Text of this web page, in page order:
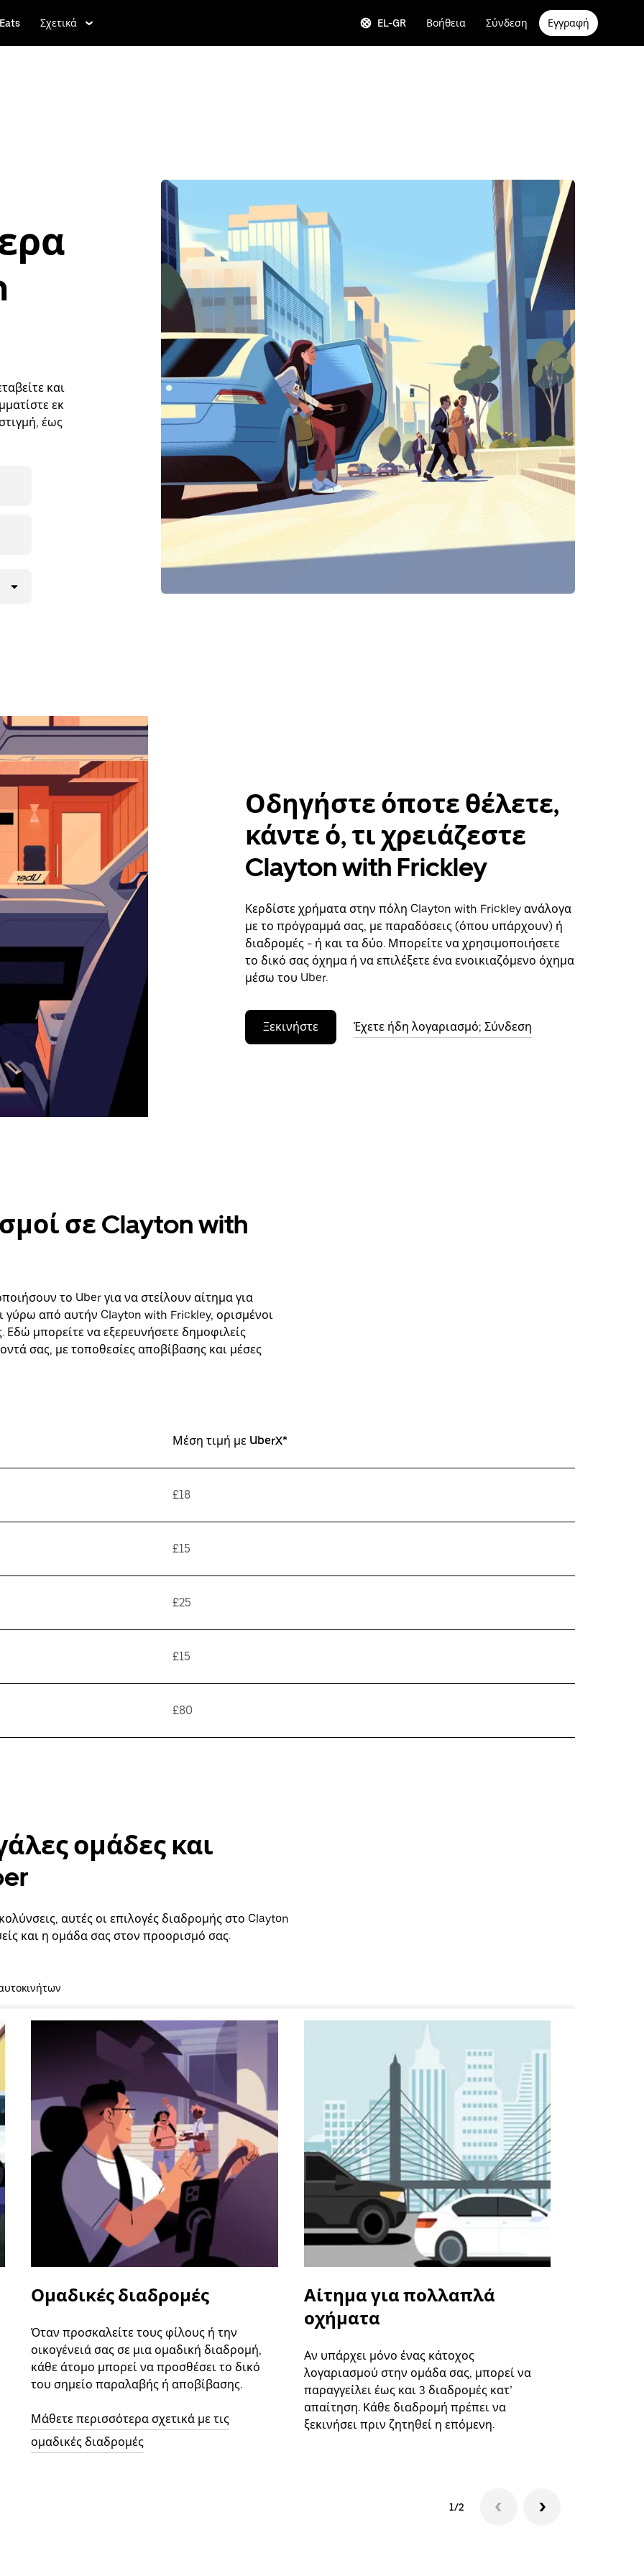
Σχετικά EL-GR Βοήθεια Σύνδεση Εγγραφή
και
εκ
έως
Οδηγήστε όποτε θέλετε,
κάντε ό, τι χρειάζεστε
Clayton with Frickley
Κερδίστε χρήματα στην πόλη Clayton with Frickley ανάλογα
με το πρόγραμμά σας, με παραδόσεις (όπου υπάρχουν) ή
διαδρομές - ή και τα δύο. Μπορείτε να χρησιμοποιήσετε
το δικό σας όχημα ή να επιλέξετε ένα ενοικιαζόμενο όχημα
μέσω του Uber.
Ξεκινήστε Έχετε ήδη λογαριασμό; Σύνδεση
σε Clayton with
το Uber για να στείλουν αίτημα για
από αυτήν Clayton with Frickley, ορισμένοι
μπορείτε να εξερευνήσετε δημοφιλείς
σας, με τοποθεσίες αποβίβασης και μέσες
Μέση τιμή με UberX*
£18
£15
£25
£15
£80
ομάδες και
αυτές οι επιλογές διαδρομής στο Clayton
και η ομάδα σας στον προορισμό σας.
Ομαδικές διαδρομές
Όταν προσκαλείτε τους φίλους ή την
οικογένειά σας σε μια ομαδική διαδρομή,
κάθε άτομο μπορεί να προσθέσει το δικό
του σημείο παραλαβής ή αποβίβασης.
Μάθετε περισσότερα σχετικά με τις
ομαδικές διαδρομές
Αίτημα για πολλαπλά
οχήματα
Αν υπάρχει μόνο ένας κάτοχος
λογαριασμού στην ομάδα σας, μπορεί να
παραγγείλει έως και 3 διαδρομές κατ’
απαίτηση. Κάθε διαδρομή πρέπει να
ξεκινήσει πριν ζητηθεί η επόμενη.
1/2